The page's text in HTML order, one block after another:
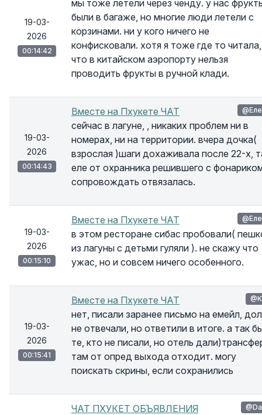
19-03-
2026
00:14:42
мы тоже летели через ченду. у нас
были в багаже, но многие люди летели с
корзинами. ни у кого ничего не
конфисковали. хотя я тоже где то читала,
что в китайском аэропорту нельзя
проводить фрукты в ручной клади.
19-03-
2026
00:14:43
Вместе на Пхукете ЧАТ
сейчас в лагуне, , никаких проблем ни в
номерах, ни на территории. вчера дочка(
взрослая )шаги дохаживала после 22-х,
еле от охранника решившего с
сопровождать отвязалась.
19-03-
2026
00:15:10
Вместе на Пхукете ЧАТ
в этом ресторане сибас пробовали(
из лагуны с детьми гуляли ). не скажу что
ужас, но и совсем ничего особенного.
19-03-
2026
00:15:41
Вместе на Пхукете ЧАТ
нет, писали заранее письмо на емейл,
не отвечали, но ответили в итоге. а так
те, кто не писали, но отель
там от опред выхода отходит. могу
поискать скрины, если сохранились
ЧАТ ПХУКЕТ ОБЪЯВЛЕНИЯ